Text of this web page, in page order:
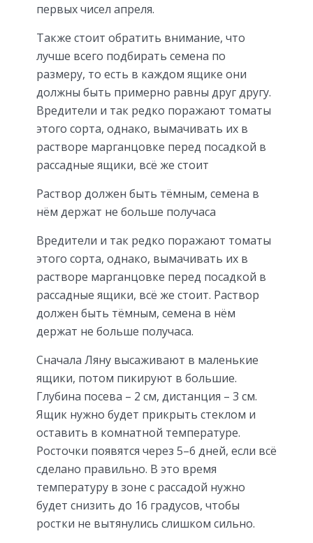
первых чисел апреля.
Также стоит обратить внимание, что
лучше всего подбирать семена по
размеру, то есть в каждом ящике они
должны быть примерно равны друг другу.
Вредители и так редко поражают томаты
этого сорта, однако, вымачивать их в
растворе марганцовке перед посадкой в
рассадные ящики, всё же стоит
Раствор должен быть тёмным, семена в
нём держат не больше получаса
Вредители и так редко поражают томаты
этого сорта, однако, вымачивать их в
растворе марганцовке перед посадкой в
рассадные ящики, всё же стоит. Раствор
должен быть тёмным, семена в нём
держат не больше получаса.
Сначала Ляну высаживают в маленькие
ящики, потом пикируют в большие.
Глубина посева – 2 см, дистанция – 3 см.
Ящик нужно будет прикрыть стеклом и
оставить в комнатной температуре.
Росточки появятся через 5–6 дней, если всё
сделано правильно. В это время
температуру в зоне с рассадой нужно
будет снизить до 16 градусов, чтобы
ростки не вытянулись слишком сильно.